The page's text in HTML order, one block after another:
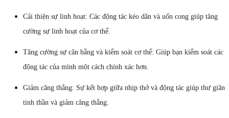
Cải thiện sự linh hoạt: Các động tác kéo dãn và uốn cong giúp tăng
cường sự linh hoạt của cơ thể.
Tăng cường sự cân bằng và kiểm soát cơ thể: Giúp bạn kiểm soát các
động tác của mình một cách chính xác hơn.
Giảm căng thẳng: Sự kết hợp giữa nhịp thở và động tác giúp thư giãn
tinh thần và giảm căng thẳng.